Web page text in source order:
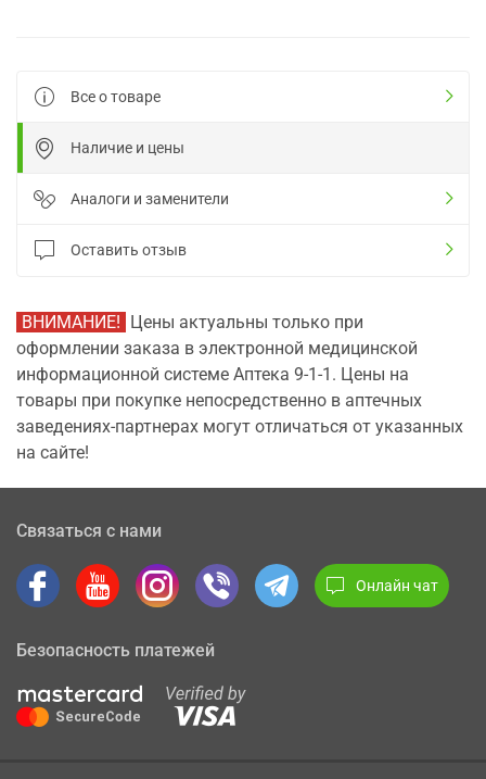
Все о товаре
Наличие и цены
Аналоги и заменители
Оставить отзыв
ВНИМАНИЕ! Цены актуальны только при
оформлении заказа в электронной медицинской
информационной системе Аптека 9-1-1. Цены на
товары при покупке непосредственно в аптечных
заведениях-партнерах могут отличаться от указанных
на сайте!
Связаться с нами
Онлайн чат
Безопасность платежей